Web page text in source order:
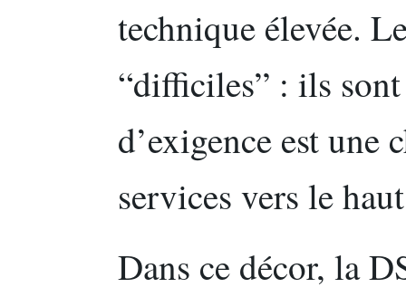
technique élevée.
“difficiles” : ils
d’exigence est une
services vers le
Dans ce décor, la